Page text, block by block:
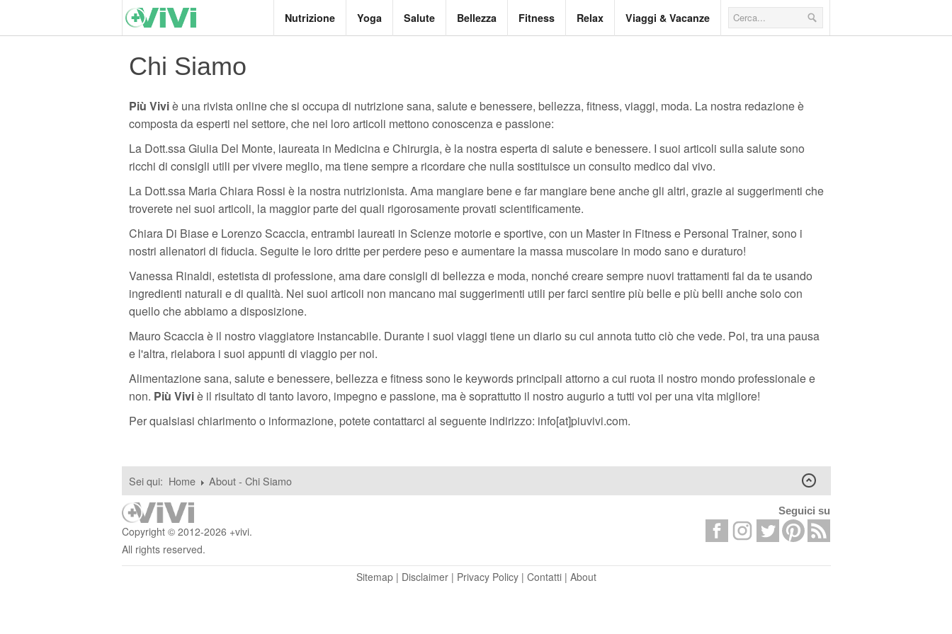
Nutrizione Yoga Salute Bellezza Fitness Relax Viaggi & Vacanze
Chi Siamo
Più Viviè una rivista online che si occupa di nutrizione sana, salute e benessere, bellezza, fitness, viaggi, moda. La nostra redazione è
composta da esperti nel settore, che nei loro articoli mettono conoscenza e passione:
La Dott.ssa Giulia Del Monte, laureata in Medicina e Chirurgia, è la nostra esperta di salute e benessere. I suoi articoli sulla salute sono
ricchi di consigli utili per vivere meglio, ma tiene sempre a ricordare che nulla sostituisce un consulto medico dal vivo.
La Dott.ssa Maria Chiara Rossi è la nostra nutrizionista. Ama mangiare bene e far mangiare bene anche gli altri, grazie ai suggerimenti che
troverete nei suoi articoli, la maggior parte dei quali rigorosamente provati scientificamente.
Chiara Di Biase e Lorenzo Scaccia, entrambi laureati in Scienze motorie e sportive, con un Master in Fitness e Personal Trainer, sono i
nostri allenatori di fiducia. Seguite le loro dritte per perdere peso e aumentare la massa muscolare in modo sano e duraturo!
Vanessa Rinaldi, estetista di professione, ama dare consigli di bellezza e moda, nonché creare sempre nuovi trattamenti fai da te usando
ingredienti naturali e di qualità. Nei suoi articoli non mancano mai suggerimenti utili per farci sentire più belle e più belli anche solo con
quello che abbiamo a disposizione.
Mauro Scaccia è il nostro viaggiatore instancabile. Durante i suoi viaggi tiene un diario su cui annota tutto ciò che vede. Poi, tra una pausa
e l'altra, rielabora i suoi appunti di viaggio per noi.
Alimentazione sana, salute e benessere, bellezza e fitness sono le keywords principali attorno a cui ruota il nostro mondo professionale e
non. Più Viviè il risultato di tanto lavoro, impegno e passione, ma è soprattutto il nostro augurio a tutti voi per una vita migliore!
Per qualsiasi chiarimento o informazione, potete contattarci al seguente indirizzo: info[at]piuvivi.com.
Sei qui: Home About - Chi Siamo
Copyright © 2012-2026 +vivi.
All rights reserved.
Seguici su
Sitemap| Disclaimer| Privacy Policy| Contatti| About